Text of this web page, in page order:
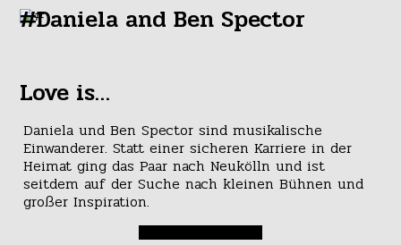
#Daniela and Ben Spector
Love is…
Daniela und Ben Spector sind musikalische
Einwanderer. Statt einer sicheren Karriere in der
Heimat ging das Paar nach Neukölln und ist
seitdem auf der Suche nach kleinen Bühnen und
großer Inspiration.